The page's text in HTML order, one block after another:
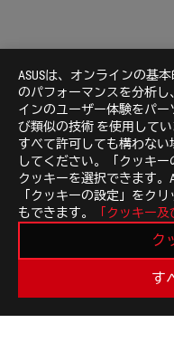
ASUSは、オンラインの基
のパフォーマンスを分析
インのユーザー体験をパ
び類似の技術 を使用して
すべて許可しても構わな
してください。「クッキ
クッキーを選択できます。
「クッキーの設定」をク
もできます。
「クッキー及
ク
す
ASUS
Footer
> GAMING マウス｜
> ROG STRIX IMPACT